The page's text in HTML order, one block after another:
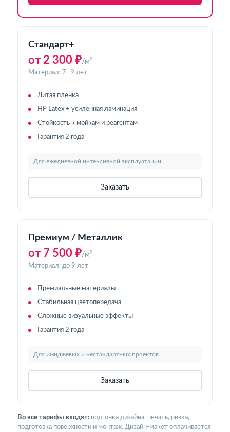
Стандарт+
от 2 300 ₽/м²
Материал: 7–9 лет
Литая плёнка
HP Latex + усиленная ламинация
Стойкость к мойкам и реагентам
Гарантия 2 года
Для ежедневной интенсивной эксплуатации
Заказать
Премиум / Металлик
от 7 500 ₽/м²
Материал: до 9 лет
Премиальные материалы
Стабильная цветопередача
Сложные визуальные эффекты
Гарантия 2 года
Для имиджевых и нестандартных проектов
Заказать
Во все тарифы входят: подгонка дизайна, печать, резка,
подготовка поверхности и монтаж. Дизайн-макет оплачивается